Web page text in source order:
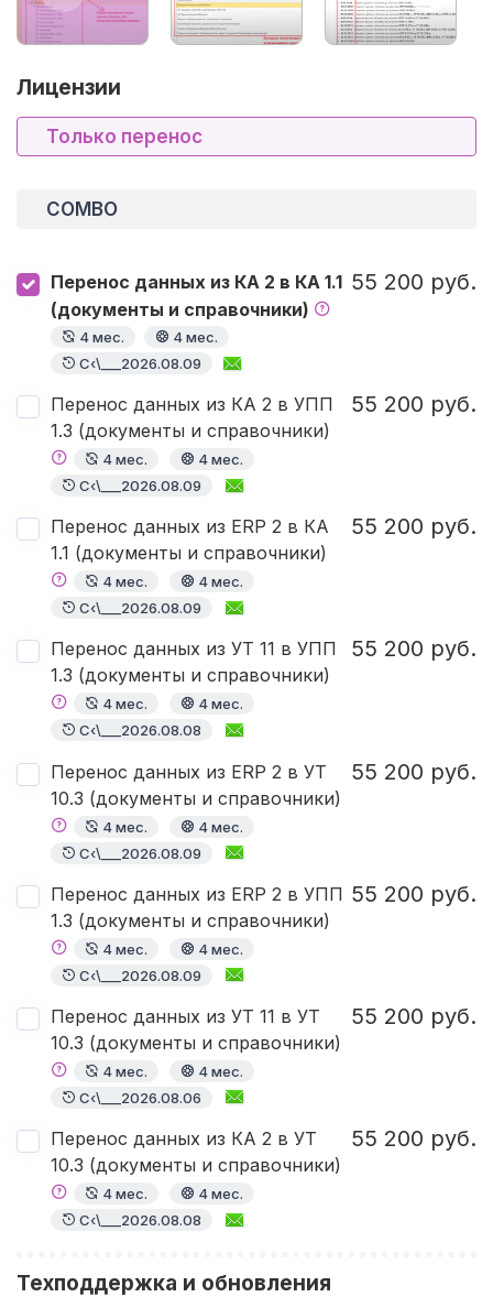
Лицензии
Только перенос
COMBO
Перенос данных из КА 2 в КА 1.1
(документы и справочники)
4 мес.
4 мес.
С‹\___2026.08.09
55 200 руб.
Перенос данных из КА 2 в УПП
1.3 (документы и справочники)
4 мес.
4 мес.
С‹\___2026.08.09
55 200 руб.
Перенос данных из ERP 2 в КА
1.1 (документы и справочники)
4 мес.
4 мес.
С‹\___2026.08.09
55 200 руб.
Перенос данных из УТ 11 в УПП
1.3 (документы и справочники)
4 мес.
4 мес.
С‹\___2026.08.08
55 200 руб.
Перенос данных из ERP 2 в УТ
10.3 (документы и справочники)
4 мес.
4 мес.
С‹\___2026.08.09
55 200 руб.
Перенос данных из ERP 2 в УПП
1.3 (документы и справочники)
4 мес.
4 мес.
С‹\___2026.08.09
55 200 руб.
Перенос данных из УТ 11 в УТ
10.3 (документы и справочники)
4 мес.
4 мес.
С‹\___2026.08.06
55 200 руб.
Перенос данных из КА 2 в УТ
10.3 (документы и справочники)
4 мес.
4 мес.
С‹\___2026.08.08
55 200 руб.
Техподдержка и обновления